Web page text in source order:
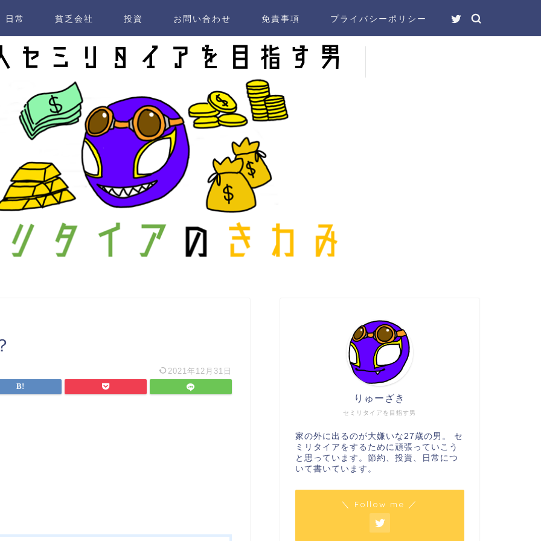
日常 貧乏会社 投資 お問い合わせ 免責事項 プライバシーポリシー
2021年12月31日
セミリタイアを目指す男
りゅーざき
家の外に出るのが大嫌いな27歳の男。 セ
ミリタイアをするために頑張っていこう
と思っています。節約、投資、日常につ
いて書いています。
＼ Follow me ／